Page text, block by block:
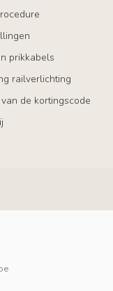
prikkabels
railverlichting
de kortingscode